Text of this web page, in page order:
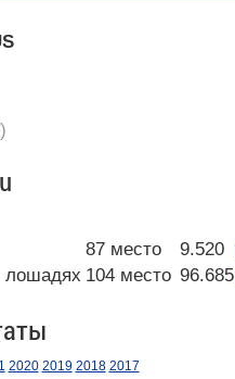
)
87 место 9.520
лошадях 104 место 96.685
2020 2019 2018 2017